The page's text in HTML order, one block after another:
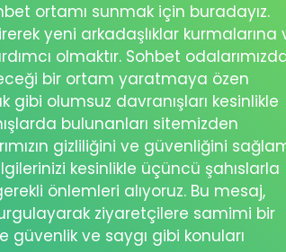
ortamı sunmak için buradayız.
yeni arkadaşlıklar kurmalarına
olmaktır. Sohbet
bir ortam yaratmaya özen
gibi olumsuz davranışları kesinlikle
bulunanları sitemizden
gizliliğini ve güvenliğini
kesinlikle üçüncü şahıslarla
önlemleri alıyoruz. Bu mesaj,
ziyaretçilere samimi bir
güvenlik ve saygı gibi konuları